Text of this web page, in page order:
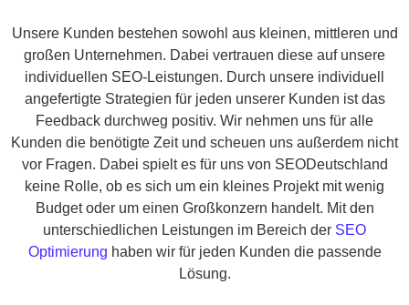
Unsere Kunden bestehen sowohl aus kleinen, mittleren und
großen Unternehmen. Dabei vertrauen diese auf unsere
individuellen SEO-Leistungen. Durch unsere individuell
angefertigte Strategien für jeden unserer Kunden ist das
Feedback durchweg positiv. Wir nehmen uns für alle
Kunden die benötigte Zeit und scheuen uns außerdem nicht
vor Fragen. Dabei spielt es für uns von SEODeutschland
keine Rolle, ob es sich um ein kleines Projekt mit wenig
Budget oder um einen Großkonzern handelt. Mit den
unterschiedlichen Leistungen im Bereich der SEO
Optimierung haben wir für jeden Kunden die passende
Lösung.